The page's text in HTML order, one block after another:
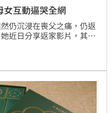
互動逼哭全網
仍沉浸在喪父之痛，仍返
近日分享返家影片，其中
爸」，短短幾個畫面惹哭